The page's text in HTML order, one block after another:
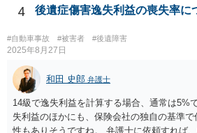
加入したつもりがなくても、確認してみた
4 後遺症傷害逸失利益の喪失率に
#自動車事故 #被害者 #後遺障害
2025年8月27日
和田 史郎 弁護士
14級で逸失利益を計算する場合、通常は5%
失利益のほかにも、保険会社の独自の基準
性もありそうですね。 弁護士に依頼すれば